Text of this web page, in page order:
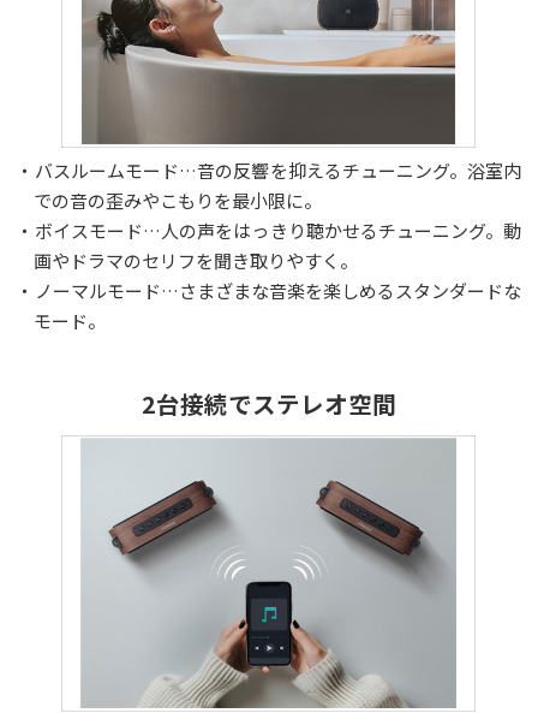
・バスルームモード…音の反響を抑えるチューニング。浴室内
での音の歪みやこもりを最小限に。
・ボイスモード…人の声をはっきり聴かせるチューニング。動
画やドラマのセリフを聞き取りやすく。
・ノーマルモード…さまざまな音楽を楽しめるスタンダードな
モード。
2台接続でステレオ空間